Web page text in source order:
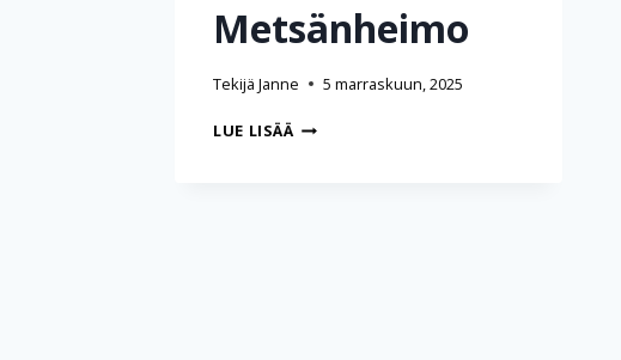
Metsänheimo
Tekijä Janne 5 marraskuun, 2025
LUE LISÄÄ HAASTATTELU